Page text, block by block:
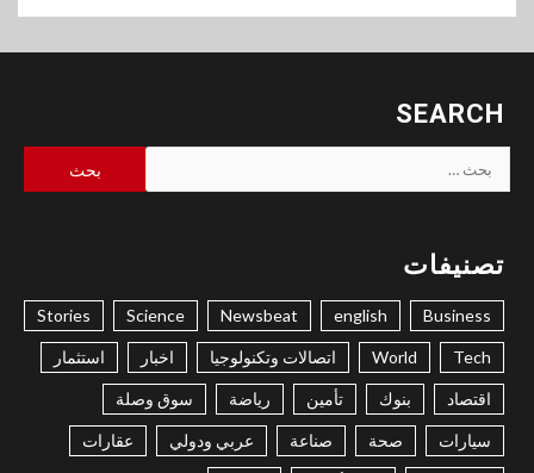
SEARCH
البحث
عن:
تصنيفات
Business
english
Newsbeat
Science
Stories
Tech
World اتصالات وتكنولوجيا اخبار استثمار
اقتصاد بنوك تأمين رياضة سوق وصلة
سيارات صحة صناعة عربي ودولي عقارات